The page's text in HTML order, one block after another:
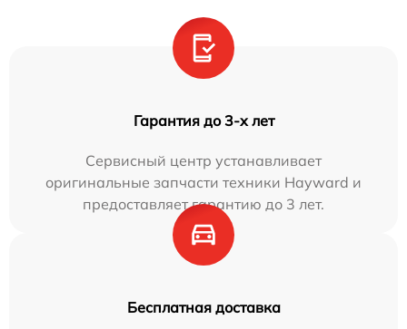
Гарантия до 3-х лет
Сервисный центр устанавливает
оригинальные запчасти техники Hayward и
предоставляет гарантию до 3 лет.
Бесплатная доставка